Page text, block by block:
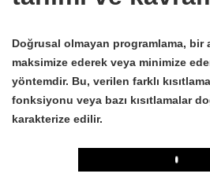
Doğrusal olmayan programlama,
maksimize ederek veya minimize
yöntemdir. Bu, verilen farklı
fonksiyonu veya bazı kısıtlamalar
karakterize edilir.
Play